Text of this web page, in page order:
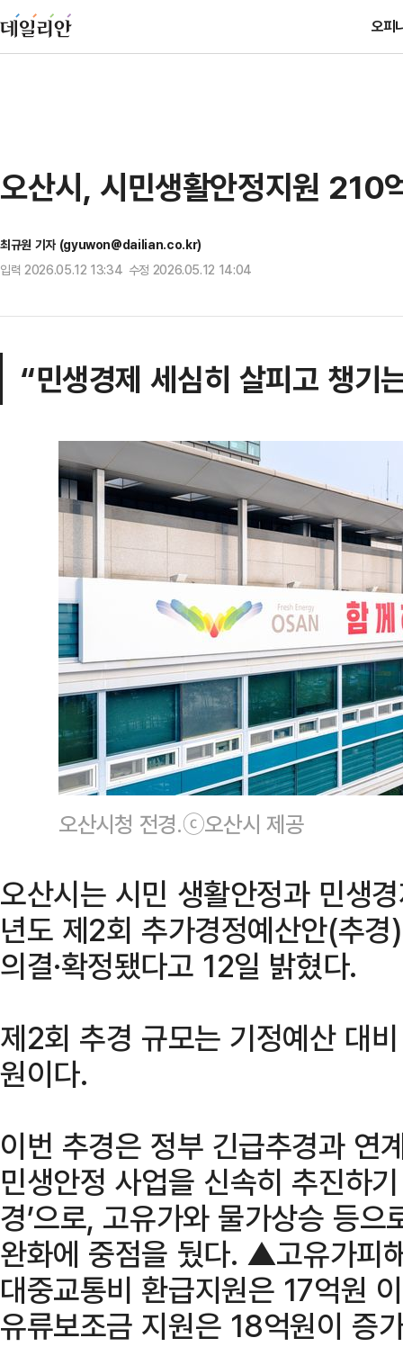
오피
오산시, 시민생활안정지원 210
최규원 기자 (gyuwon@dailian.co.kr)
입력 2026.05.12 13:34 수정 2026.05.12 14:04
“민생경제 세심히 살피고 챙기
오산시청 전경.ⓒ오산시 제공
오산시는 시민 생활안정과 민생
년도 제2회 추가경정예산안(추
의결·확정됐다고 12일 밝혔다.
제2회 추경 규모는 기정예산 대
원이다.
이번 추경은 정부 긴급추경과 연
민생안정 사업을 신속히 추진하
경’으로, 고유가와 물가상승 등
완화에 중점을 뒀다. ▲고유가
대중교통비 환급지원은 17억원
유류보조금 지원은 18억원이 증